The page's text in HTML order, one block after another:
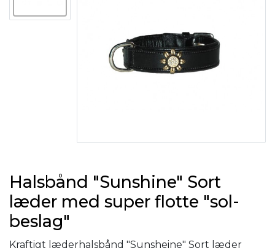
Halsbånd "Sunshine" Sort
læder med super flotte "sol-
beslag"
Kraftigt læderhalsbånd "Sunsheine" Sort læder